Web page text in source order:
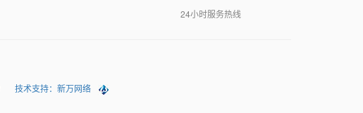
24小时服务热线
技术支持：新万网络